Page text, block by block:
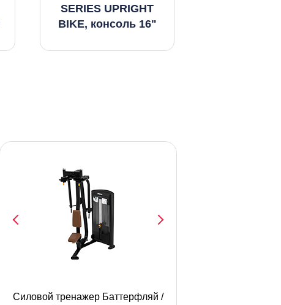
SERIES UPRIGHT
BIKE, консоль 16"
Силовой тренажер Баттерфляй /